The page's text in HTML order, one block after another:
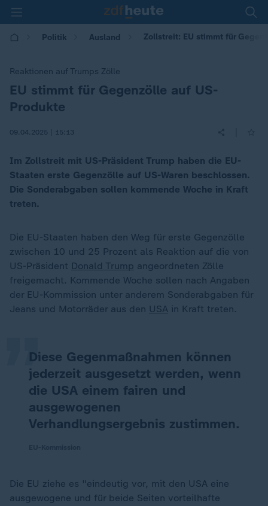
Politik Ausland Zollstreit: EU stimmt für
Reaktionen auf Trumps Zölle
:EU stimmt für Gegenzölle auf US-
Produkte
09.04.2025 | 15:13
Im Zollstreit mit US-Präsident Trump haben die EU-
Staaten erste Gegenzölle auf US-Waren beschlossen.
Die Sonderabgaben sollen kommende Woche in Kraft
treten.
Die EU-Staaten haben den Weg für erste Gegenzölle
zwischen 10 und 25 Prozent als Reaktion auf die von
US-Präsident Donald Trump angeordneten Zölle
freigemacht. Kommende Woche sollen nach Angaben
der EU-Kommission unter anderem Sonderabgaben für
Jeans und Motorräder aus den USA in Kraft treten.
Diese Gegenmaßnahmen können
jederzeit ausgesetzt werden, wenn
die USA einem fairen und
ausgewogenen
Verhandlungsergebnis zustimmen.
„
Die EU ziehe es "eindeutig vor, mit den USA eine
ausgewogene und für beide Seiten vorteilhafte